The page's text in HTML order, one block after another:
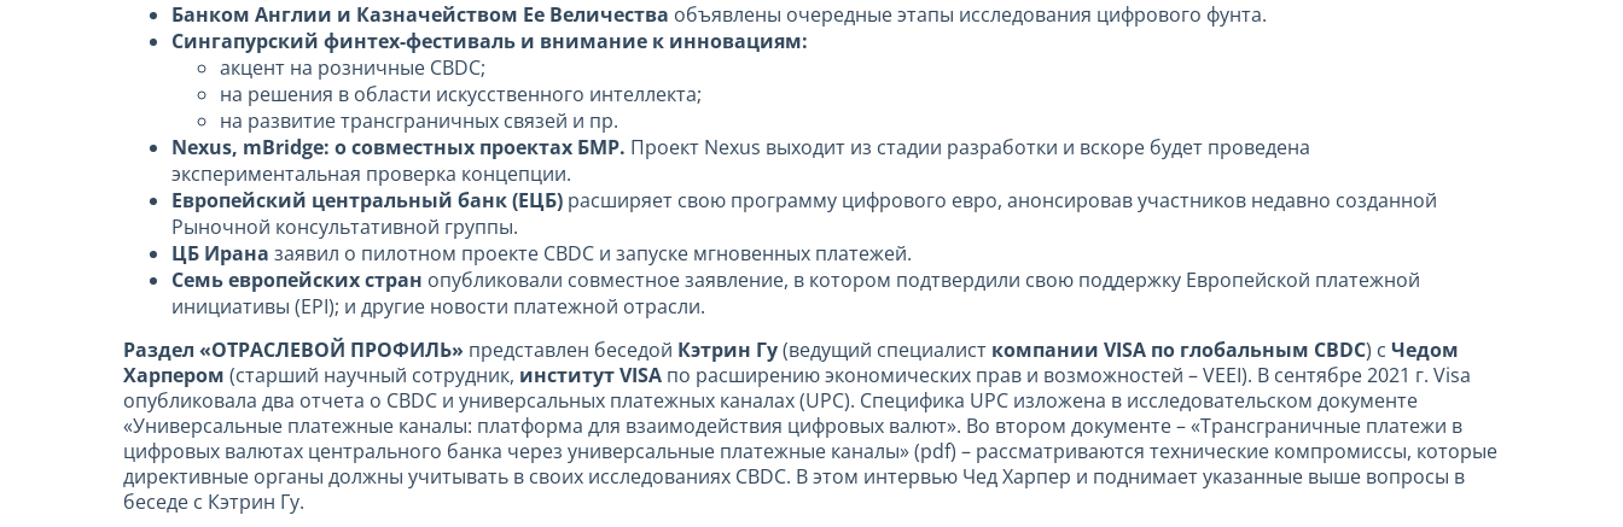
Банком Англии и Казначейством Ее Величества объявлены очередные этапы исследования цифрового фунта.
Сингапурский финтех-фестиваль и внимание к инновациям:
акцент на розничные CBDC;
на решения в области искусственного интеллекта;
на развитие трансграничных связей и пр.
Nexus, mBridge: о совместных проектах БМР. Проект Nexus выходит из стадии разработки и вскоре будет проведена
экспериментальная проверка концепции.
Европейский центральный банк (ЕЦБ) расширяет свою программу цифрового евро, анонсировав участников недавно созданной
Рыночной консультативной группы.
ЦБ Ирана заявил о пилотном проекте CBDC и запуске мгновенных платежей.
Семь европейских стран опубликовали совместное заявление, в котором подтвердили свою поддержку Европейской платежной
инициативы (EPI); и другие новости платежной отрасли.
Раздел «ОТРАСЛЕВОЙ ПРОФИЛЬ» представлен беседой Кэтрин Гу(ведущий специалист компании VISA по глобальным CBDС) с Чедом
Харпером (старший научный сотрудник, институт VISA по расширению экономических прав и возможностей – VEEI). В сентябре 2021 г. Visa
опубликовала два отчета о CBDC и универсальных платежных каналах (UPC). Специфика UPC изложена в исследовательском документе
«Универсальные платежные каналы: платформа для взаимодействия цифровых валют». Во втором документе – «Трансграничные платежи в
цифровых валютах центрального банка через универсальные платежные каналы» (pdf) – рассматриваются технические компромиссы, которые
директивные органы должны учитывать в своих исследованиях CBDC. В этом интервью Чед Харпер и поднимает указанные выше вопросы в
беседе с Кэтрин Гу.